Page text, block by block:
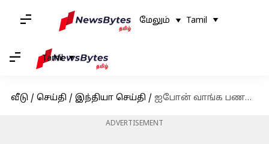
மேலும் Tamil
Tamil
வீடு / செய்தி / இந்தியா செய்தி / ஐபோன் வாங்க பணம் இல்லாததால் டெலிவரிக்கு வந்த நபரை கொலை செய்த இளைஞர்
ADVERTISEMENT